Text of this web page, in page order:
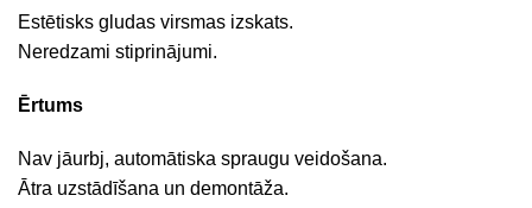
Estētisks gludas virsmas izskats.
Neredzami stiprinājumi.
Ērtums
Nav jāurbj, automātiska spraugu veidošana.
Ātra uzstādīšana un demontāža.